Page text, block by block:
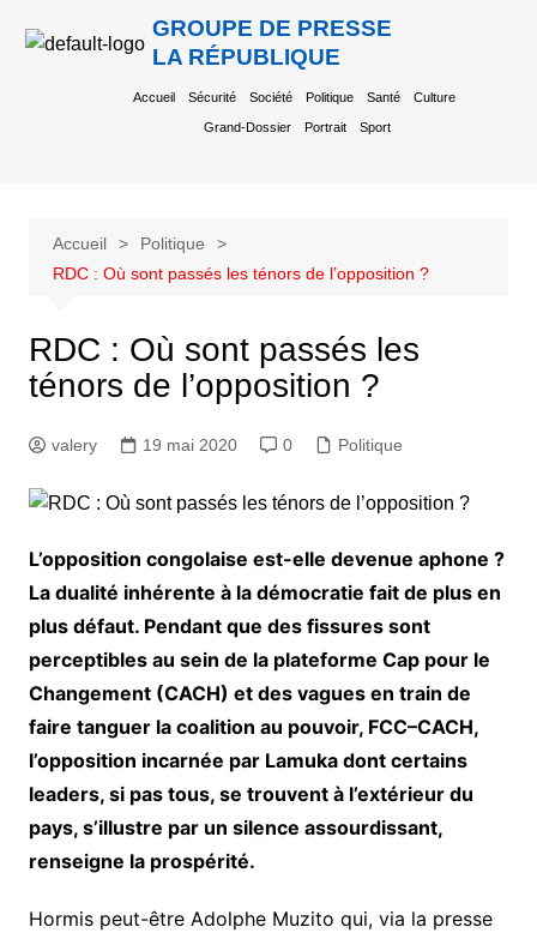
GROUPE DE PRESSE
LA RÉPUBLIQUE
Accueil Sécurité Société Politique Santé Culture
Grand-Dossier Portrait Sport
Accueil
Politique
RDC : Où sont passés les ténors de l’opposition ?
RDC : Où sont passés les
ténors de l’opposition ?
valery 19 mai 2020 0 Politique
L’opposition congolaise est-elle devenue aphone ?
La dualité inhérente à la démocratie fait de plus en
plus défaut. Pendant que des fissures sont
perceptibles au sein de la plateforme Cap pour le
Changement (CACH) et des vagues en train de
faire tanguer la coalition au pouvoir, FCC–CACH,
l’opposition incarnée par Lamuka dont certains
leaders, si pas tous, se trouvent à l’extérieur du
pays, s’illustre par un silence assourdissant,
renseigne la prospérité.
Hormis peut-être Adolphe Muzito qui, via la presse